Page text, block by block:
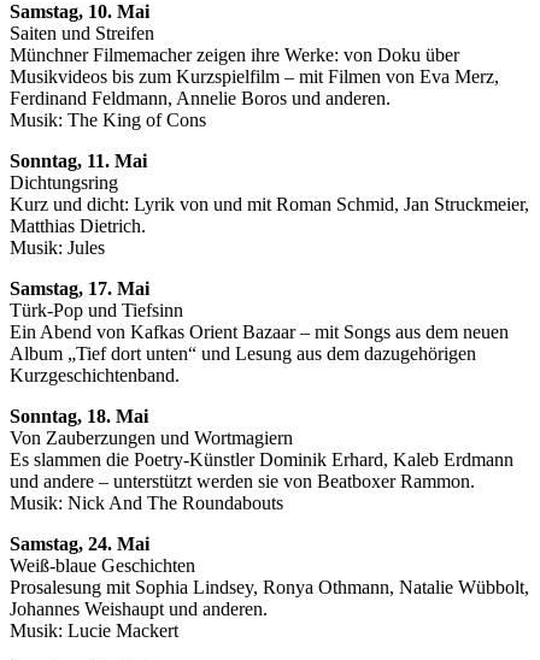
Samstag, 10. Mai
Saiten und Streifen
Münchner Filmemacher zeigen ihre Werke: von Doku über
Musikvideos bis zum Kurzspielfilm – mit Filmen von Eva Merz,
Ferdinand Feldmann, Annelie Boros und anderen.
Musik: The King of Cons
Sonntag, 11. Mai
Dichtungsring
Kurz und dicht: Lyrik von und mit Roman Schmid, Jan Struckmeier,
Matthias Dietrich.
Musik: Jules
Samstag, 17. Mai
Türk-Pop und Tiefsinn
Ein Abend von Kafkas Orient Bazaar – mit Songs aus dem neuen
Album „Tief dort unten“ und Lesung aus dem dazugehörigen
Kurzgeschichtenband.
Sonntag, 18. Mai
Von Zauberzungen und Wortmagiern
Es slammen die Poetry-Künstler Dominik Erhard, Kaleb Erdmann
und andere – unterstützt werden sie von Beatboxer Rammon.
Musik: Nick And The Roundabouts
Samstag, 24. Mai
Weiß-blaue Geschichten
Prosalesung mit Sophia Lindsey, Ronya Othmann, Natalie Wübbolt,
Johannes Weishaupt und anderen.
Musik: Lucie Mackert